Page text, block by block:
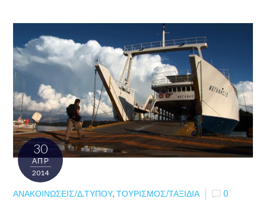
30
ΑΠΡ
2014
ΑΝΑΚΟΙΝΏΣΕΙΣ/Δ.ΤΎΠΟΥ,ΤΟΥΡΙΣΜΌΣ/ΤΑΞΊΔΙΑ 0